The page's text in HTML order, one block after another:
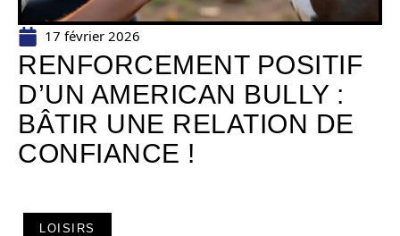
17 février 2026
RENFORCEMENT POSITIF
D’UN AMERICAN BULLY :
BÂTIR UNE RELATION DE
CONFIANCE !
LOISIRS